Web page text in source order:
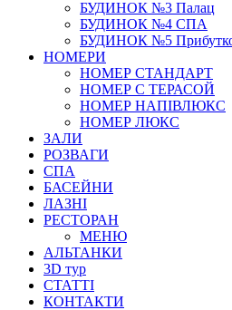
БУДИНОК №3 Палац
БУДИНОК №4 СПА
БУДИНОК №5
НОМЕРИ
НОМЕР СТАНДАРТ
НОМЕР С ТЕРАСОЙ
НОМЕР НАПІВЛЮКС
НОМЕР ЛЮКС
ЗАЛИ
РОЗВАГИ
СПА
БАСЕЙНИ
ЛАЗНІ
РЕСТОРАН
МЕНЮ
АЛЬТАНКИ
3D тур
СТАТТІ
КОНТАКТИ